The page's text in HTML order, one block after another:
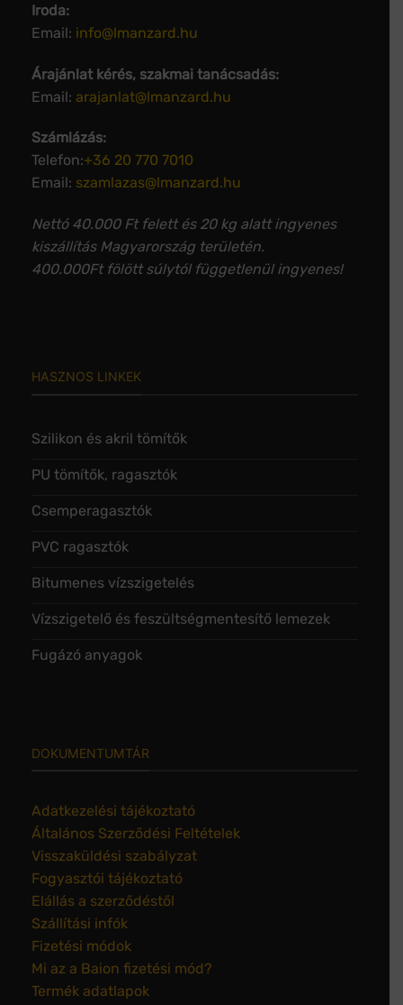
Iroda:
Email: info@lmanzard.hu
Árajánlat kérés, szakmai tanácsadás:
Email: arajanlat@lmanzard.hu
Számlázás:
Telefon:+36 20 770 7010
Email: szamlazas@lmanzard.hu
Nettó 40.000 Ft felett és 20 kg alatt ingyenes
kiszállítás Magyarország területén.
400.000Ft fölött súlytól függetlenül ingyenes!
HASZNOS LINKEK
Szilikon és akril tömítők
PU tömítők, ragasztók
Csemperagasztók
PVC ragasztók
Bitumenes vízszigetelés
Vízszigetelő és feszültségmentesítő lemezek
Fugázó anyagok
DOKUMENTUMTÁR
Adatkezelési tájékoztató
Általános Szerződési Feltételek
Visszaküldési szabályzat
Fogyasztói tájékoztató
Elállás a szerződéstől
Szállítási infók
Fizetési módok
Mi az a Baion fizetési mód?
Termék adatlapok